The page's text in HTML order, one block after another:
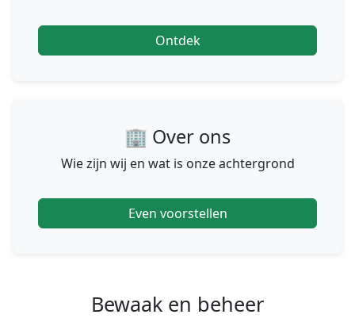
Ontdek
🏢 Over ons
Wie zijn wij en wat is onze achtergrond
Even voorstellen
Bewaak en beheer